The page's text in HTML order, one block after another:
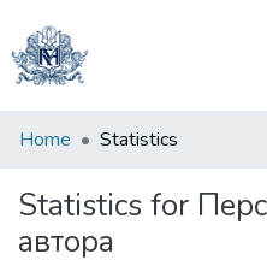
Communities
Collections
All of DSpace
Home Statistics
Statistics for
автора